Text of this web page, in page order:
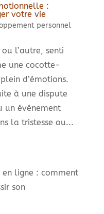
:
votre vie
personnel
l’autre, senti
une cocotte-
d’émotions.
à une dispute
un événement
la tristesse ou...
ligne : comment
son